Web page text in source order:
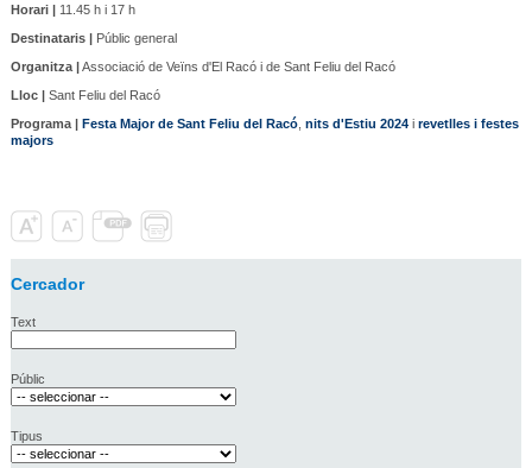
Horari |11.45 h i 17 h
Destinataris |Públic general
Organitza |Associació de Veïns d'El Racó i de Sant Feliu del Racó
Lloc |Sant Feliu del Racó
Programa | Festa Major de Sant Feliu del Racó, nits d'Estiu 2024i revetlles i festes
majors
Cercador
Text
Públic
Tipus